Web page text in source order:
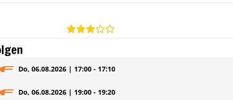
Do, 06.08.2026 | 17:00 - 17:10
Do, 06.08.2026 | 19:00 - 19:20